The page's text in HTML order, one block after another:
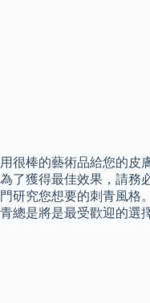
用很棒的藝術品給您的皮
為了獲得最佳效果，請務
門研究您想要的刺青風格
青總是將是最受歡迎的選擇